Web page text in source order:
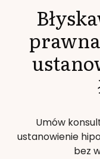
Umów
ustanowienie
bez